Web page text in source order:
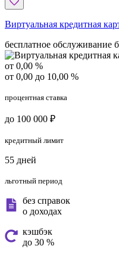
Виртуальная кредитная
бесплатное обслуживание
от 0,00 %
от 0,00 до 10,00 %
процентная ставка
до 100 000 ₽
кредитный лимит
55 дней
льготный период
без справок
о доходах
кэшбэк
до 30 %